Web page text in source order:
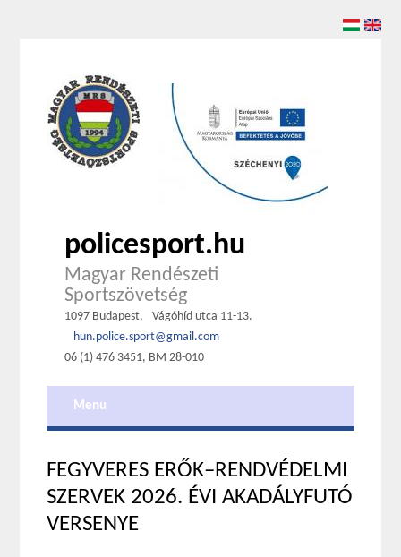
policesport.hu
Magyar Rendészeti
Sportszövetség
1097 Budapest,
Vágóhíd utca 11-13.
hun.police.sport@gmail.com
06 (1) 476 3451, BM 28-010
Menu
FEGYVERES ERŐK–RENDVÉDELMI
SZERVEK 2026. ÉVI AKADÁLYFUTÓ
VERSENYE